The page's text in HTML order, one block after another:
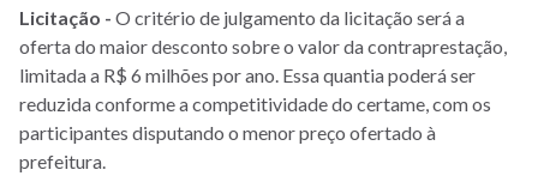
Licitação - O critério de julgamento da licitação será a
oferta do maior desconto sobre o valor da contraprestação,
limitada a R$ 6 milhões por ano. Essa quantia poderá ser
reduzida conforme a competitividade do certame, com os
participantes disputando o menor preço ofertado à
prefeitura.